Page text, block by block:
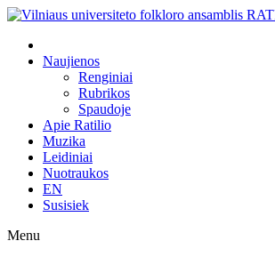
Naujienos
Renginiai
Rubrikos
Spaudoje
Apie Ratilio
Muzika
Leidiniai
Nuotraukos
EN
Susisiek
Menu